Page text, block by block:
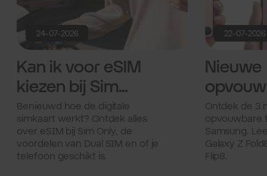
24-07-2026
Kan ik voor eSIM
kiezen bij Sim
Only van Odido?
Benieuwd hoe de digitale
simkaart werkt? Ontdek alles
over eSIM bij Sim Only, de
voordelen van Dual SIM en of je
telefoon geschikt is.
22-07-2026
Nieuwe
Z Fold8
Fold8 &
Ontdek de 3
opvouwbare
Samsung.
Galaxy Z
Flip8.